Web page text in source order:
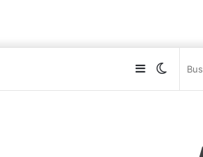
Switch
Sidebar